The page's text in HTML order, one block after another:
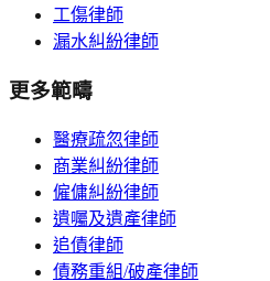
工傷律師
漏水糾紛律師
更多範疇
醫療疏忽律師
商業糾紛律師
僱傭糾紛律師
遺囑及遺產律師
追債律師
債務重組/破產律師